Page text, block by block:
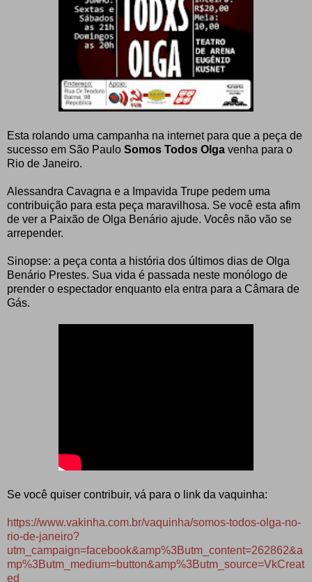
Esta rolando uma campanha na internet para que a peça de
sucesso em São Paulo Somos Todos Olga venha para o
Rio de Janeiro.
Alessandra Cavagna e a Impavida Trupe pedem uma
contribuição para esta peça maravilhosa. Se você esta afim
de ver a Paixão de Olga Benário ajude. Vocês não vão se
arrepender.
Sinopse: a peça conta a história dos últimos dias de Olga
Benário Prestes. Sua vida é passada neste monólogo de
prender o espectador enquanto ela entra para a Câmara de
Gás.
Se você quiser contribuir, vá para o link da vaquinha:
https://www.vakinha.com.br/vaquinha/somos-todos-olga-no-
rio-de-janeiro?
utm_campaign=facebook&amp%3Butm_content=262862&a
mp%3Butm_medium=button&amp%3Butm_source=VkCreat
ed